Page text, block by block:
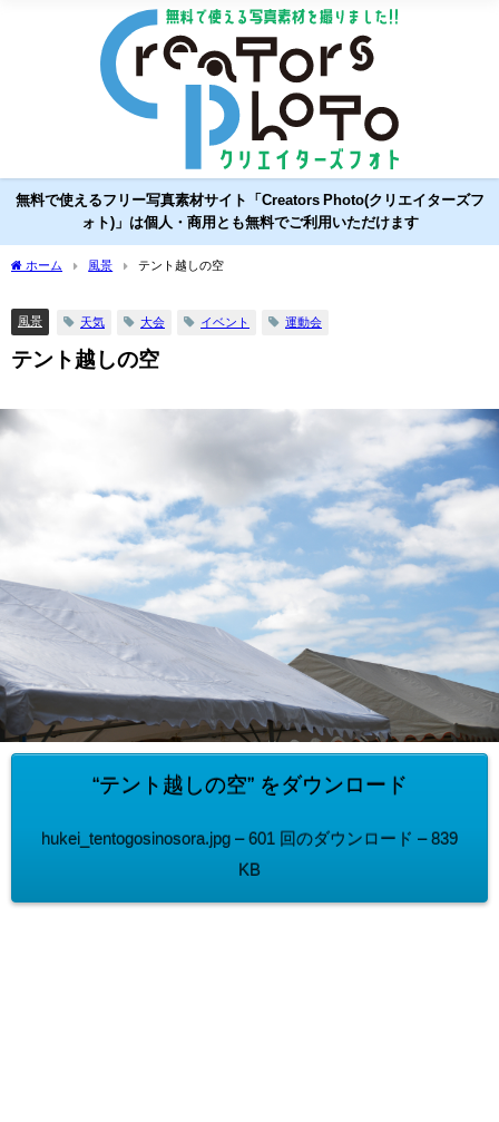
無料で使えるフリー写真素材サイト「Creators Photo(クリエイターズフ
ォト)」は個人・商用とも無料でご利用いただけます
ホーム 風景 テント越しの空
風景 天気 大会 イベント 運動会
テント越しの空
“テント越しの空” をダウンロード
hukei_tentogosinosora.jpg – 601 回のダウンロード – 839
KB